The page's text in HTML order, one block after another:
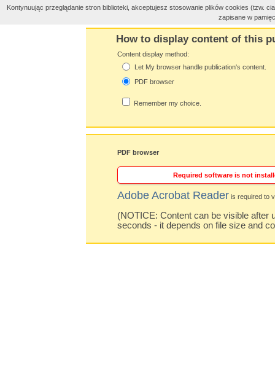
How to display content of this
Content display method:
Let My browser handle publication's content.
PDF browser
Remember my choice.
PDF browser
Required software is not
Adobe Acrobat Reader is required to
(NOTICE: Content can be visible after
seconds - it depends on file size and
Kontynuując przeglądanie stron biblioteki, akceptujesz stosowanie plików cookies
zapisane w